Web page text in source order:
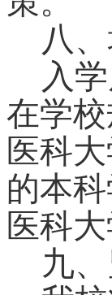
八
入
在学
医科
的本
医科
九